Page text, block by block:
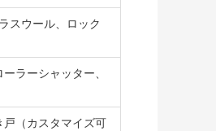
スウール、ロック
ラーシャッター、
（カスタマイズ可